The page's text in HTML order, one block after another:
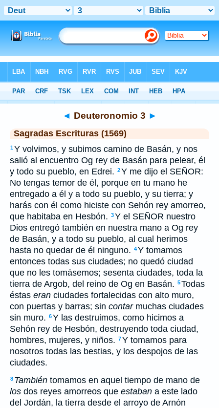
>SEV> Deuteronomio 3
◄ Deuteronomio 3 ►
Sagradas Escrituras (1569)
1Y volvimos, y subimos camino de Basán, y nos
salió al encuentro Og rey de Basán para pelear, él
y todo su pueblo, en Edrei. 2Y me dijo el SEÑOR:
No tengas temor de él, porque en tu mano he
entregado a él y a todo su pueblo, y su tierra; y
harás con él como hiciste con Sehón rey amorreo,
que habitaba en Hesbón. 3Y el SEÑOR nuestro
Dios entregó también en nuestra mano a Og rey
de Basán, y a todo su pueblo, al cual herimos
hasta no quedar de él ninguno. 4Y tomamos
entonces todas sus ciudades; no quedó ciudad
que no les tomásemos; sesenta ciudades, toda la
tierra de Argob, del reino de Og en Basán. 5Todas
éstas eran ciudades fortalecidas con alto muro,
con puertas y barras; sin contarmuchas ciudades
sin muro. 6Y las destruimos, como hicimos a
Sehón rey de Hesbón, destruyendo toda ciudad,
hombres, mujeres, y niños. 7Y tomamos para
nosotros todas las bestias, y los despojos de las
ciudades.
8 También tomamos en aquel tiempo de mano de
los dos reyes amorreos que estaban a este lado
del Jordán, la tierra desde el arroyo de Arnón